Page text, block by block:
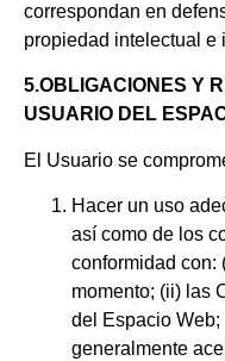
correspondan en
propiedad intelectual e
5.OBLIGACIONES Y
USUARIO DEL
El Usuario se
Hacer un uso
así como de los
conformidad con:
momento; (ii) las
del Espacio
generalmente